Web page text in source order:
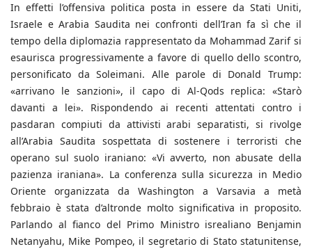
In effetti l’offensiva politica posta in essere da Stati Uniti,
Israele e Arabia Saudita nei confronti dell’Iran fa sì che il
tempo della diplomazia rappresentato da Mohammad Zarif si
esaurisca progressivamente a favore di quello dello scontro,
personificato da Soleimani. Alle parole di Donald Trump:
«arrivano le sanzioni», il capo di Al-Qods replica: «Starò
davanti a lei». Rispondendo ai recenti attentati contro i
pasdaran compiuti da attivisti arabi separatisti, si rivolge
all’Arabia Saudita sospettata di sostenere i terroristi che
operano sul suolo iraniano: «Vi avverto, non abusate della
pazienza iraniana». La conferenza sulla sicurezza in Medio
Oriente organizzata da Washington a Varsavia a metà
febbraio è stata d’altronde molto significativa in proposito.
Parlando al fianco del Primo Ministro isrealiano Benjamin
Netanyahu, Mike Pompeo, il segretario di Stato statunitense,